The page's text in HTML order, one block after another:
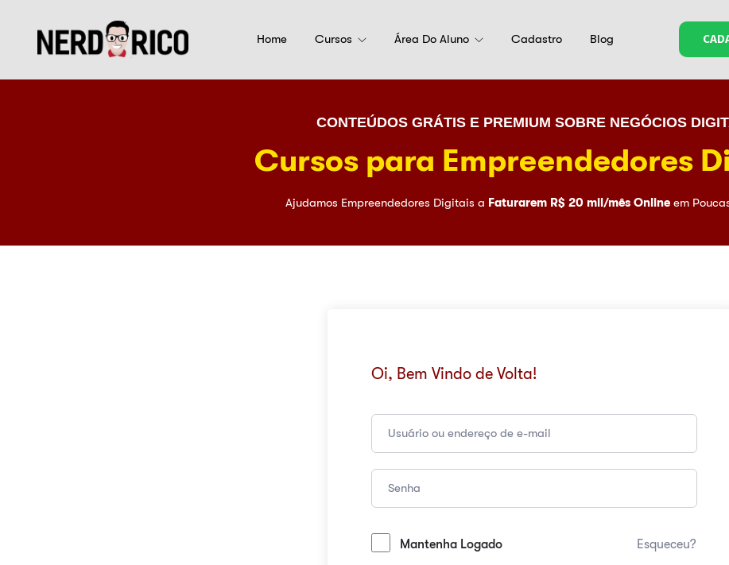
Home Cursos Área Do Aluno Cadastro Blog
CONTEÚDOS GRÁTIS E PREMIUM SOBRE NEGÓCIOS
Cursos para Empreendedores
Ajudamos Empreendedores Digitais a Faturarem R$ 20 mil/mês Online em
Oi, Bem Vindo de Volta!
Mantenha Logado Esqueceu?